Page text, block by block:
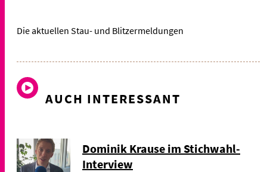
Die aktuellen Stau- und Blitzermeldungen
AUCH INTERESSANT
Dominik Krause im Stichwahl-
Interview